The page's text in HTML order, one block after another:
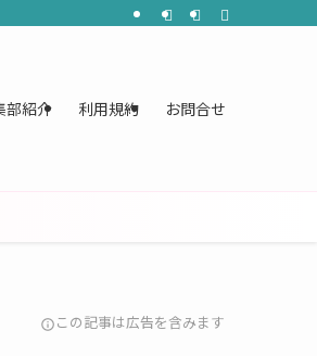
部紹介 利用規約 お問合せ
info この記事は広告を含みます